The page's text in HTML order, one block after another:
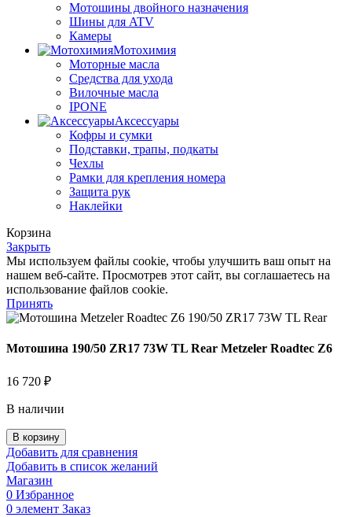
Мотошины двойного назначения
Шины для ATV
Камеры
Мотохимия
Моторные масла
Средства для ухода
Вилочные масла
IPONE
Аксессуары
Кофры и сумки
Подставки, трапы, подкаты
Чехлы
Рамки для крепления номера
Защита рук
Наклейки
Корзина
Закрыть
Мы используем файлы cookie, чтобы улучшить ваш опыт на
нашем веб-сайте. Просмотрев этот сайт, вы соглашаетесь на
использование файлов cookie.
Принять
Мотошина 190/50 ZR17 73W TL Rear Metzeler Roadtec Z6
16 720 ₽
В наличии
Количество
товара
Мотошина
190/50
ZR17
73W
В корзину
Добавить для сравнения
Добавить в список желаний
Магазин
0 Избранное
0 элемент Заказ